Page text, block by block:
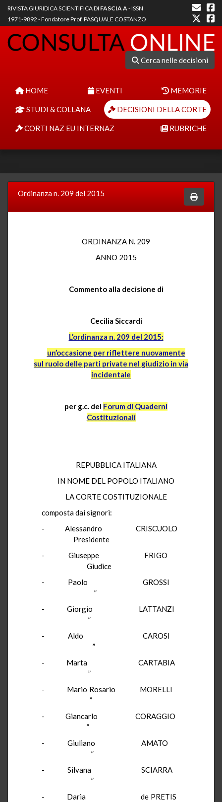
RIVISTA GIURIDICA SCIENTIFICA DI FASCIA A- ISSN
1971-9892 - Fondatore Prof. PASQUALE COSTANZO
Cerca nelle decisioni
HOME EVENTI MEMORIE
STUDI & COLLANA DECISIONI DELLA CORTE
CORTI NAZ EU INTERNAZ RUBRICHE
Ordinanza n. 209 del 2015
ORDINANZA N. 209
ANNO 2015
Commento alla decisione di
Cecilia Siccardi
L’ordinanza n. 209 del 2015:
un’occasione per riflettere nuovamente
sul ruolo delle parti private nel giudizio in via
incidentale
per g.c. del Forum di Quaderni
Costituzionali
REPUBBLICA ITALIANA
IN NOME DEL POPOLO ITALIANO
LA CORTE COSTITUZIONALE
composta dai signori:
- Alessandro CRISCUOLO
Presidente
- Giuseppe FRIGO
Giudice
- Paolo GROSSI
”
- Giorgio LATTANZI
”
- Aldo CAROSI
”
- Marta CARTABIA
”
- Mario Rosario MORELLI
”
- Giancarlo CORAGGIO
”
- Giuliano AMATO
”
- Silvana SCIARRA
”
- Daria de PRETIS